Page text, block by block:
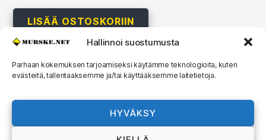
Hallinnoi suostumusta
Parhaan kokemuksen tarjoamiseksi käytämme teknologioita, kuten
evästeitä, tallentaaksemme ja/tai käyttääksemme laitetietoja.
HYVÄKSY
oli:
on:
LISÄÄ OSTOSKORIIN
Murske.net Suomi Oy:n toimitusehdot ja